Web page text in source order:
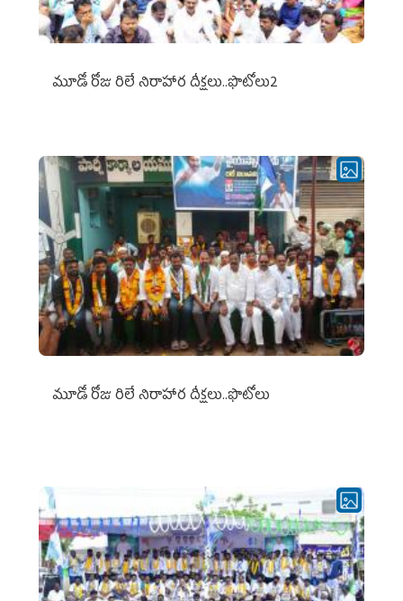
మూడో రోజు రిలే నిరాహార దీక్షలు..ఫొటోలు2
మూడో రోజు రిలే నిరాహార దీక్షలు..ఫొటోలు